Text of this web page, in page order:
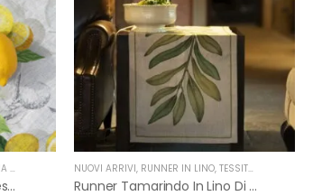
Runner Cetara In Lino Di Tessitura Toscana Telerie
NUOVI ARRIVI, RUNNER IN LINO,TESSITURA TOSCANA TELERIE
Runner Tamarindo In Lino Di Tessitura Toscana Telerie